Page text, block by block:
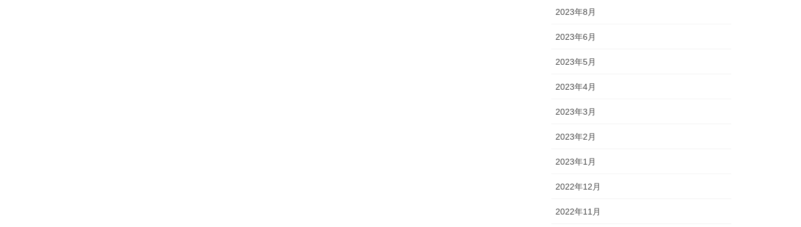
2023年8月
2023年6月
2023年5月
2023年4月
2023年3月
2023年2月
2023年1月
2022年12月
2022年11月